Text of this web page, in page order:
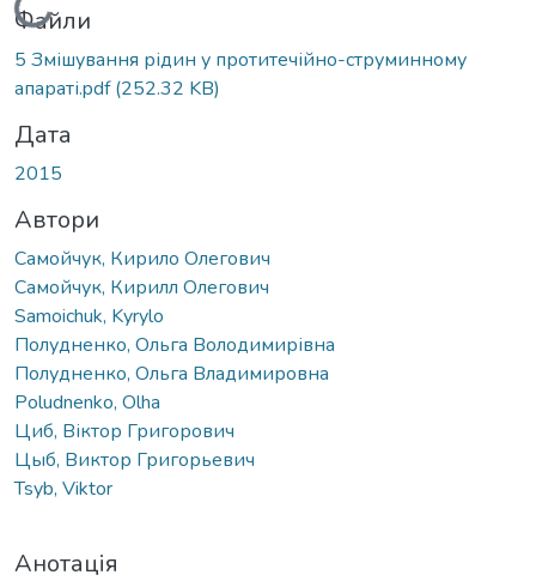
Вантажиться...
Файли
5 Змішування рідин у протитечійно-струминному
апараті.pdf(252.32 KB)
Дата
2015
Автори
Самойчук, Кирило Олегович
Самойчук, Кирилл Олегович
Samoichuk, Kyrylo
Полудненко, Ольга Володимирівна
Полудненко, Ольга Владимировна
Poludnenko, Olha
Циб, Віктор Григорович
Цыб, Виктор Григорьевич
Tsyb, Viktor
Анотація